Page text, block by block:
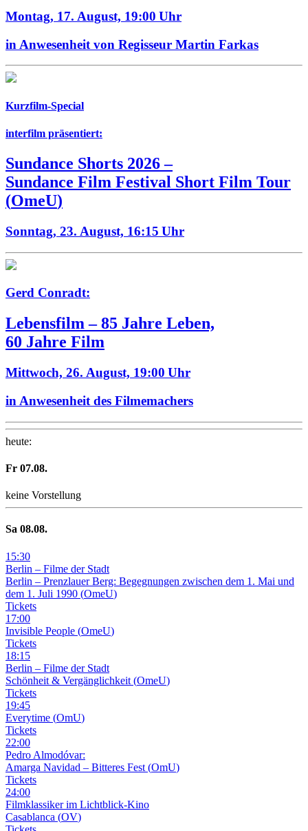
Montag, 17. August, 19:00 Uhr
in Anwesenheit von Regisseur Martin Farkas
Kurzfilm-Special
interfilm präsentiert:
Sundance Shorts 2026–
Sundance Film Festival Short Film Tour
(OmeU)
Sonntag, 23. August, 16:15 Uhr
Gerd Conradt:
Lebensfilm – 85 Jahre Leben,
60 Jahre Film
Mittwoch, 26. August, 19:00 Uhr
in Anwesenheit des Filmemachers
heute:
Fr 07.08.
keine Vorstellung
Sa 08.08.
15:30
Berlin – Filme der Stadt
Berlin – Prenzlauer Berg: Begegnungen zwischen dem 1. Mai und
dem 1. Juli 1990 (OmeU)
Tickets
17:00
Invisible People (OmeU)
Tickets
18:15
Berlin – Filme der Stadt
Schönheit & Vergänglichkeit (OmeU)
Tickets
19:45
Everytime (OmU)
Tickets
22:00
Pedro Almodóvar:
Amarga Navidad – Bitteres Fest (OmU)
Tickets
24:00
Filmklassiker im Lichtblick-Kino
Casablanca (OV)